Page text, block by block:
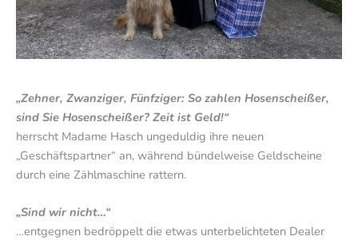
„Zehner, Zwanziger, Fünfziger: So zahlen Hosenscheißer,
sind Sie Hosenscheißer? Zeit ist Geld!“
herrscht Madame Hasch ungeduldig ihre neuen
„Geschäftspartner“ an, während bündelweise Geldscheine
durch eine Zählmaschine rattern.
„Sind wir nicht…“
…entgegnen bedröppelt die etwas unterbelichteten Dealer